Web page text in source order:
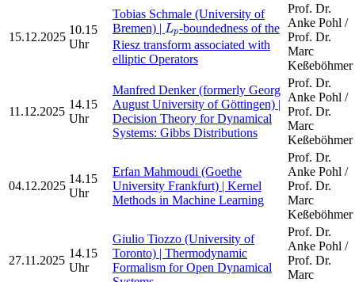
15.12.2025
10.15
Uhr
Tobias Schmale (University of
Bremen) | Lp
Lp-boundedness of the
Riesz transform associated with
elliptic Operators
Prof. Dr.
Anke Pohl /
Prof. Dr.
Marc
Keßeböhmer
11.12.2025
14.15
Uhr
Manfred Denker (formerly Georg
August University of Göttingen) |
Decision Theory for Dynamical
Systems: Gibbs Distributions
Prof. Dr.
Anke Pohl /
Prof. Dr.
Marc
Keßeböhmer
04.12.2025
14.15
Uhr
Erfan Mahmoudi (Goethe
University Frankfurt) | Kernel
Methods in Machine Learning
Prof. Dr.
Anke Pohl /
Prof. Dr.
Marc
Keßeböhmer
27.11.2025
14.15
Uhr
Giulio Tiozzo (University of
Toronto) | Thermodynamic
Formalism for Open Dynamical
Prof. Dr.
Anke Pohl /
Prof. Dr.
Marc